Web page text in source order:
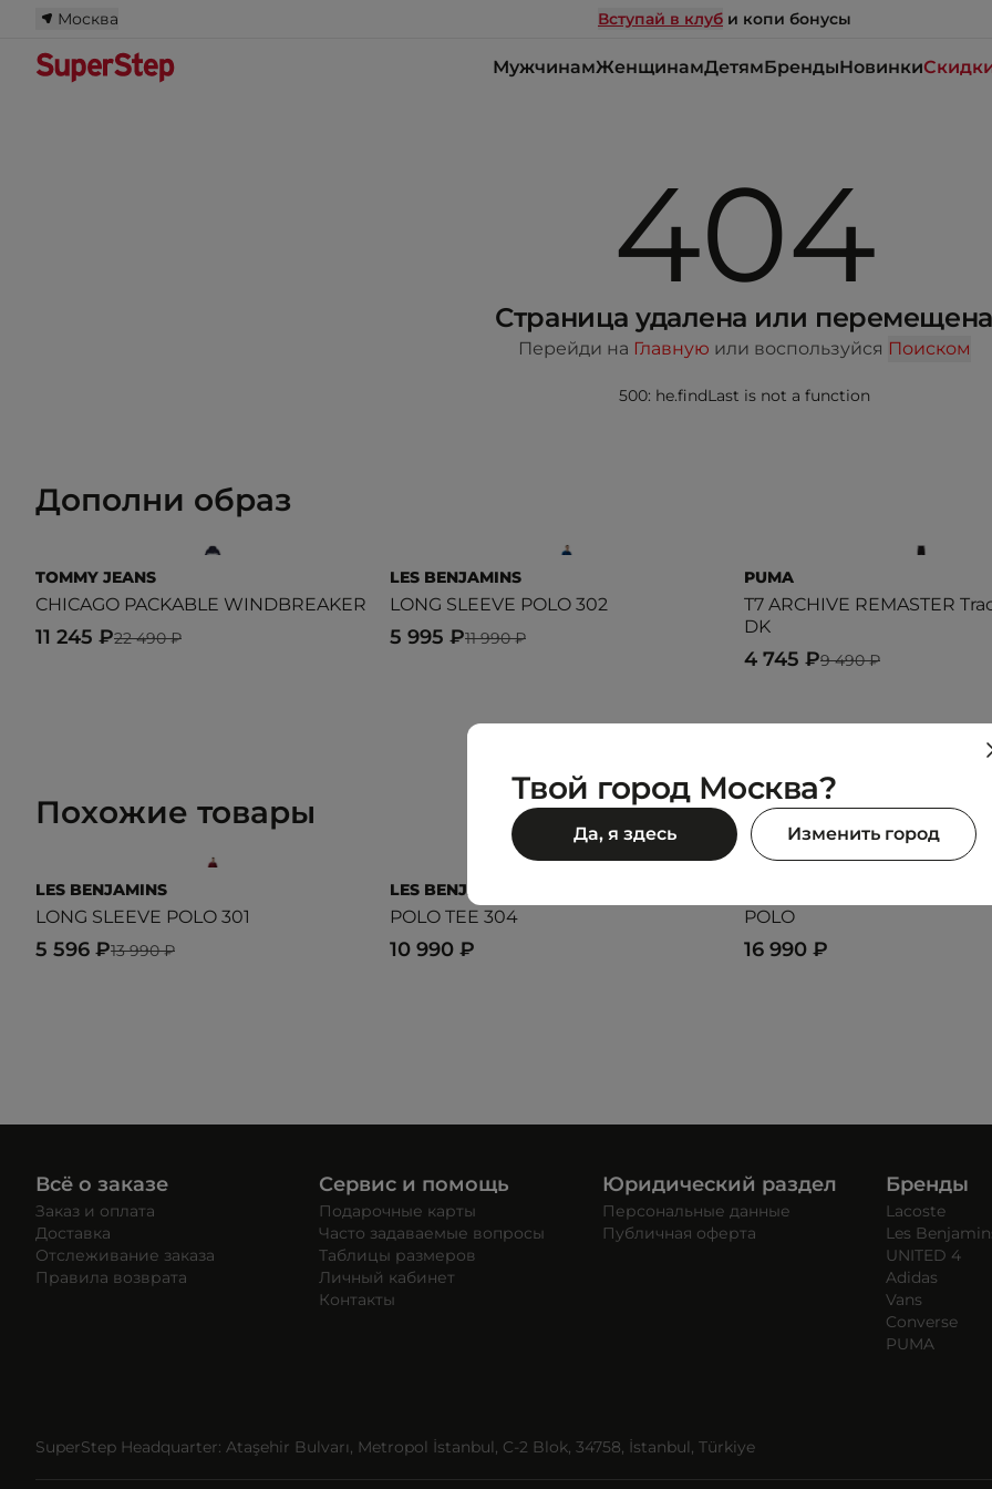
Москва Вступай в клуб и копи бонусы
МужчинамЖенщинамДетямБрендыНовинки
404
Страница удалена или перемещена
Перейди на Главную или воспользуйся Поиском
500: he.findLast is not a function
Дополни образ
TOMMY JEANS
CHICAGO PACKABLE WINDBREAKER
22 490 ₽
11 245 ₽
LES BENJAMINS
LONG SLEEVE POLO 302
11 990 ₽
5 995 ₽
PUMA
T7 ARCHIVE REMASTER
DK
9 490 ₽
4 745 ₽
Похожие товары
LES BENJAMINS
LONG SLEEVE POLO 301
13 990 ₽
5 596 ₽
LES BENJAMINS
POLO TEE 304
10 990 ₽
POLO
16 990 ₽
Всё о заказе
Заказ и оплата
Доставка
Отслеживание заказа
Правила возврата
Сервис и помощь
Подарочные карты
Часто задаваемые вопросы
Таблицы размеров
Личный кабинет
Контакты
Юридический раздел
Персональные данные
Публичная оферта
Бренды
Lacoste
Les
UNITED 4
Adidas
Vans
Converse
PUMA
SuperStep Headquarter: Ataşehir Bulvarı, Metropol İstanbul, C-2 Blok, 34758, İstanbul, Türkiye
Твой город Москва?
Да, я здесь Изменить город